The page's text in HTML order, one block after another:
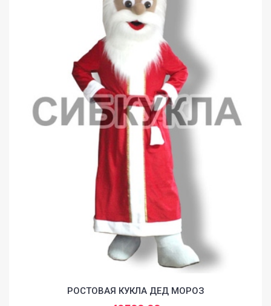
РОСТОВАЯ КУКЛА ДЕД МОРОЗ